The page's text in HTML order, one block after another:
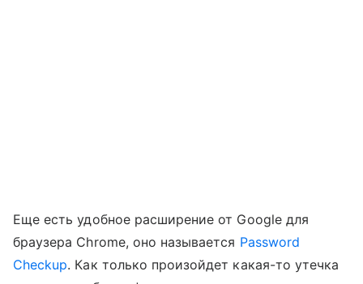
Еще есть удобное расширение от Google для
браузера Chrome, оно называется Password
Checkup. Как только произойдет какая-то утечка